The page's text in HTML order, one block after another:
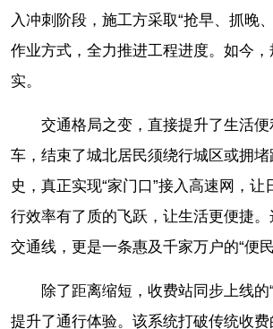
入冲刺阶段，施工方采取“抢早、抓晚
作业方式，全力推进工程进度。如今
实。
交通格局之变，直接提升了生活便
车，结束了城北居民须绕行城区或拥
史，真正实现“家门口”接入高速网，让
行效率有了质的飞跃，让生活更便捷
交通线，更是一条惠及千家万户的“便民
除了距离缩短，收费站同步上线的
提升了通行体验。该系统打破传统收